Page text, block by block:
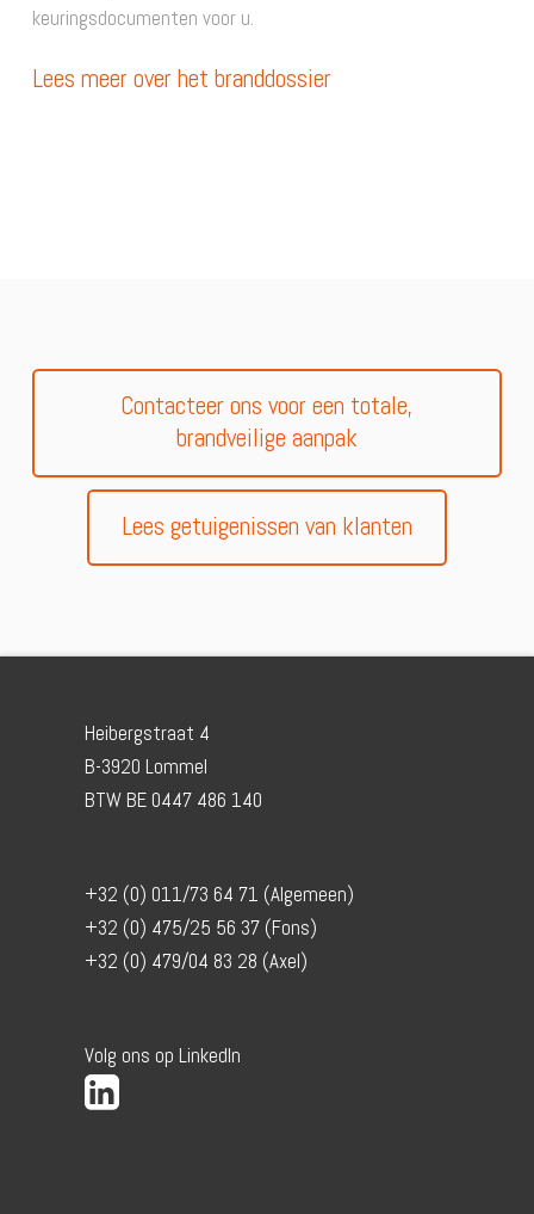
keuringsdocumenten voor u.
Lees meer over het branddossier
Contacteer ons voor een totale,
brandveilige aanpak
Lees getuigenissen van klanten
Heibergstraat 4
B-3920 Lommel
BTW BE 0447 486 140
+32 (0) 011/73 64 71 (Algemeen)
+32 (0) 475/25 56 37 (Fons)
+32 (0) 479/04 83 28 (Axel)
Volg ons op LinkedIn